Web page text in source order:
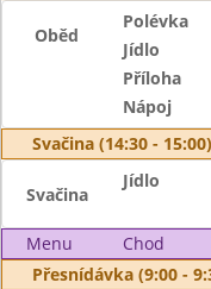
Oběd
Polévka
Jídlo
Příloha
Nápoj
Svačina (14:30 - 15:00)
Svačina
Jídlo
Menu Chod
Přesnídávka (9:00 -